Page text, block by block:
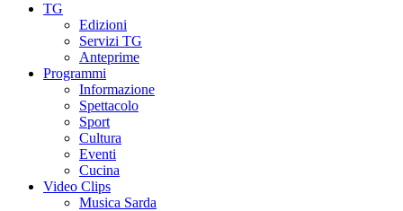
TG
Edizioni
Servizi TG
Anteprime
Programmi
Informazione
Spettacolo
Sport
Cultura
Eventi
Cucina
Video Clips
Musica Sarda